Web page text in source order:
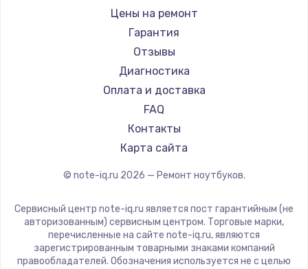
Ремонт ноутбуков iru
Ремонт ноутбуков Machenike
Ремонт ноутбуков DEXP
Ремонт ноутбуков Teclast
Ремонт ноутбуков CHUWI
Ремонт ноутбуков Colorful
Gigabyte
Aorus
Maibenben
Getac
Epson
Philips
LG
Panasonic
ZTE
Hiper
Evga
Цены на ремонт
Гарантия
Отзывы
Диагностика
Оплата и доставка
FAQ
Контакты
Карта сайта
© note-iq.ru 2026 — Ремонт ноутбуков.
Сервисный центр note-iq.ru является пост гарантийным (не
авторизованным) сервисным центром. Торговые марки,
перечисленные на сайте note-iq.ru, являются
зарегистрированным товарными знаками компаний
правообладателей. Обозначения используется не с целью